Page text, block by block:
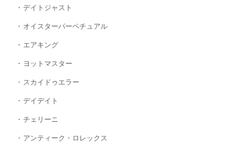
デイトジャスト
オイスターパーペチュアル
エアキング
ヨットマスター
スカイドゥエラー
デイデイト
チェリーニ
アンティーク・ロレックス